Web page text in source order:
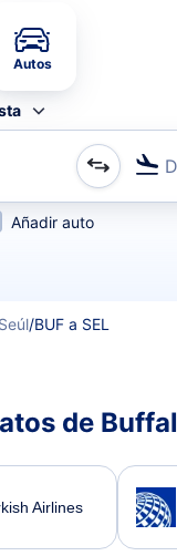
Autos
o aeropuerto o
Añadir auto
Seúl/BUF a SEL
de
Airlines